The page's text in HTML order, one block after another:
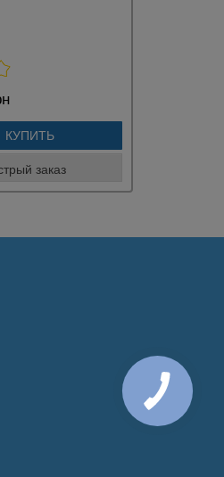
КУПИТЬ
заказ